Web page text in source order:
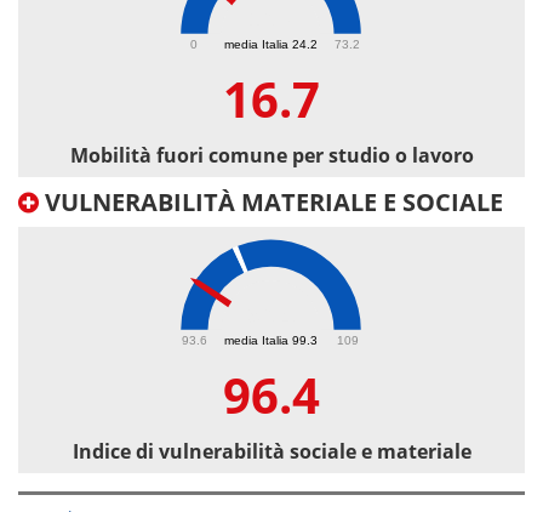
media Italia 24.2
0 73.2
16.7
Mobilità fuori comune per studio o lavoro
VULNERABILITÀ MATERIALE E SOCIALE
media Italia 99.3
93.6 109
96.4
Indice di vulnerabilità sociale e materiale